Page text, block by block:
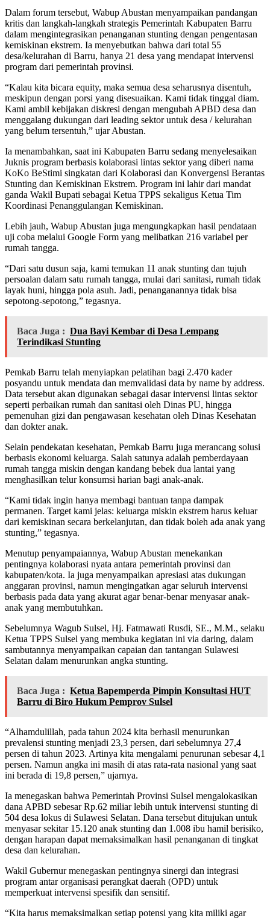
Dalam forum tersebut, Wabup Abustan menyampaikan pandangan
kritis dan langkah-langkah strategis Pemerintah Kabupaten Barru
dalam mengintegrasikan penanganan stunting dengan pengentasan
kemiskinan ekstrem. Ia menyebutkan bahwa dari total 55
desa/kelurahan di Barru, hanya 21 desa yang mendapat intervensi
program dari pemerintah provinsi.
“Kalau kita bicara equity, maka semua desa seharusnya disentuh,
meskipun dengan porsi yang disesuaikan. Kami tidak tinggal diam.
Kami ambil kebijakan diskresi dengan mengubah APBD desa dan
menggalang dukungan dari leading sektor untuk desa / kelurahan
yang belum tersentuh,” ujar Abustan.
Ia menambahkan, saat ini Kabupaten Barru sedang menyelesaikan
Juknis program berbasis kolaborasi lintas sektor yang diberi nama
KoKo BeStimi singkatan dari Kolaborasi dan Konvergensi Berantas
Stunting dan Kemiskinan Ekstrem. Program ini lahir dari mandat
ganda Wakil Bupati sebagai Ketua TPPS sekaligus Ketua Tim
Koordinasi Penanggulangan Kemiskinan.
Lebih jauh, Wabup Abustan juga mengungkapkan hasil pendataan
uji coba melalui Google Form yang melibatkan 216 variabel per
rumah tangga.
“Dari satu dusun saja, kami temukan 11 anak stunting dan tujuh
persoalan dalam satu rumah tangga, mulai dari sanitasi, rumah tidak
layak huni, hingga pola asuh. Jadi, penanganannya tidak bisa
sepotong-sepotong,” tegasnya.
Baca Juga : Dua Bayi Kembar di Desa Lempang
Terindikasi Stunting
Pemkab Barru telah menyiapkan pelatihan bagi 2.470 kader
posyandu untuk mendata dan memvalidasi data by name by address.
Data tersebut akan digunakan sebagai dasar intervensi lintas sektor
seperti perbaikan rumah dan sanitasi oleh Dinas PU, hingga
pemenuhan gizi dan pengawasan kesehatan oleh Dinas Kesehatan
dan dokter anak.
Selain pendekatan kesehatan, Pemkab Barru juga merancang solusi
berbasis ekonomi keluarga. Salah satunya adalah pemberdayaan
rumah tangga miskin dengan kandang bebek dua lantai yang
menghasilkan telur konsumsi harian bagi anak-anak.
“Kami tidak ingin hanya membagi bantuan tanpa dampak
permanen. Target kami jelas: keluarga miskin ekstrem harus keluar
dari kemiskinan secara berkelanjutan, dan tidak boleh ada anak yang
stunting,” tegasnya.
Menutup penyampaiannya, Wabup Abustan menekankan
pentingnya kolaborasi nyata antara pemerintah provinsi dan
kabupaten/kota. Ia juga menyampaikan apresiasi atas dukungan
anggaran provinsi, namun mengingatkan agar seluruh intervensi
berbasis pada data yang akurat agar benar-benar menyasar anak-
anak yang membutuhkan.
Sebelumnya Wagub Sulsel, Hj. Fatmawati Rusdi, SE., M.M., selaku
Ketua TPPS Sulsel yang membuka kegiatan ini via daring, dalam
sambutannya menyampaikan capaian dan tantangan Sulawesi
Selatan dalam menurunkan angka stunting.
Baca Juga : Ketua Bapemperda Pimpin Konsultasi HUT
Barru di Biro Hukum Pemprov Sulsel
“Alhamdulillah, pada tahun 2024 kita berhasil menurunkan
prevalensi stunting menjadi 23,3 persen, dari sebelumnya 27,4
persen di tahun 2023. Artinya kita mengalami penurunan sebesar 4,1
persen. Namun angka ini masih di atas rata-rata nasional yang saat
ini berada di 19,8 persen,” ujarnya.
Ia menegaskan bahwa Pemerintah Provinsi Sulsel mengalokasikan
dana APBD sebesar Rp.62 miliar lebih untuk intervensi stunting di
504 desa lokus di Sulawesi Selatan. Dana tersebut ditujukan untuk
menyasar sekitar 15.120 anak stunting dan 1.008 ibu hamil berisiko,
dengan harapan dapat memaksimalkan hasil penanganan di tingkat
desa dan kelurahan.
Wakil Gubernur menegaskan pentingnya sinergi dan integrasi
program antar organisasi perangkat daerah (OPD) untuk
memperkuat intervensi spesifik dan sensitif.
“Kita harus memaksimalkan setiap potensi yang kita miliki agar